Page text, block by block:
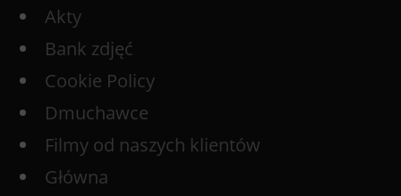
Akty
Bank zdjęć
Cookie Policy
Dmuchawce
Filmy od naszych klientów
Główna